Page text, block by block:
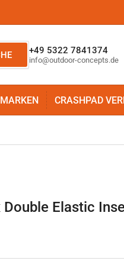
+49 5322 7841374
info@outdoor-concepts.de
MARKEN CRASHPAD
Double Elastic